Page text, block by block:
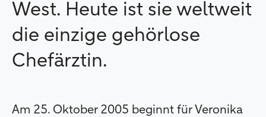
West. Heute ist sie weltweit
die einzige gehörlose
Chefärztin.
Am 25. Oktober 2005 beginnt für Veronika